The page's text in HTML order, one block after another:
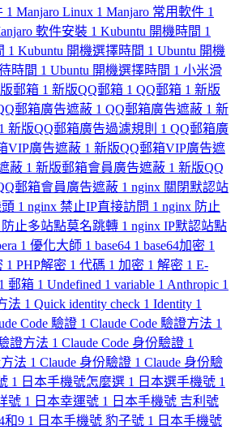
1 Manjaro Linux 1 Manjaro 常用軟件 1
軟件安裝 1 Kubuntu 開機時間 1
1 Kubuntu 開機選擇時間 1 Ubuntu 開機
時間 1 Ubuntu 開機選擇時間 1 小米滑
郵箱 1 新版QQ郵箱 1 QQ郵箱 1 新版
郵箱廣告遮蔽 1 QQ郵箱廣告遮蔽 1 新
1 新版QQ郵箱廣告過濾規則 1 QQ郵箱廣
VIP廣告遮蔽 1 新版QQ郵箱VIP廣告遮
蔽 1 新版郵箱會員廣告遮蔽 1 新版QQ
郵箱會員廣告遮蔽 1 nginx 關閉默認站
1 nginx 禁止IP直接訪問 1 nginx 防止
防止多站點莫名跳轉 1 nginx IP默認站點
1 優化大師 1 base64 1 base64加密 1
1 PHP解密 1 代碼 1 加密 1 解密 1 E-
1 郵箱 1 Undefined 1 variable 1 Anthropic 1
法 1 Quick identity check 1 Identity 1
Code 驗證 1 Claude Code 驗證方法 1
證方法 1 Claude Code 身份驗證 1
法 1 Claude 身份驗證 1 Claude 身份驗
1 日本手機號怎麼選 1 日本選手機號 1
號 1 日本幸運號 1
日本手機號 吉利號
和9 1 日本手機號 豹子號 1
日本手機號